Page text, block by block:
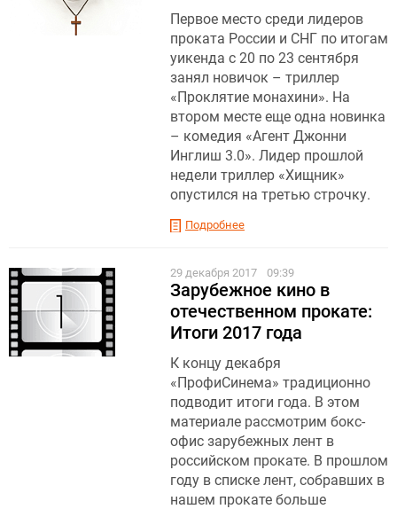
Первое место среди лидеров
проката России и СНГ по итогам
уикенда с 20 по 23 сентября
занял новичок – триллер
«Проклятие монахини». На
втором месте еще одна новинка
– комедия «Агент Джонни
Инглиш 3.0». Лидер прошлой
недели триллер «Хищник»
опустился на третью строчку.
Подробнее
29 декабря 2017 09:39
Зарубежное кино в
отечественном прокате:
Итоги 2017 года
К концу декабря
«ПрофиСинема» традиционно
подводит итоги года. В этом
материале рассмотрим бокс-
офис зарубежных лент в
российском прокате. В прошлом
году в списке лент, собравших в
нашем прокате больше